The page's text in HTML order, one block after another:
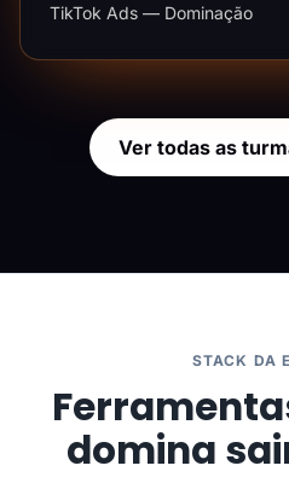
TikTok Ads — Dominação
Ver todas as
STACK DA
domina